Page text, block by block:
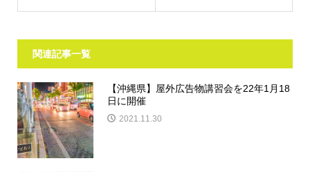
関連記事一覧
【沖縄県】屋外広告物講習会を22年1月18
日に開催
2021.11.30